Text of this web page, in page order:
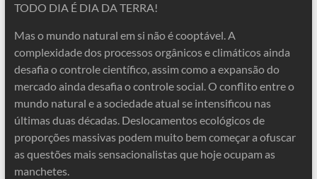
TODO DIA É DIA DA TERRA!
Mas o mundo natural em si não é cooptável. A
complexidade dos processos orgânicos e climáticos ainda
desafia o controle científico, assim como a expansão do
mercado ainda desafia o controle social. O conflito entre o
mundo natural e a sociedade atual se intensificou nas
últimas duas décadas. Deslocamentos ecológicos de
proporções massivas podem muito bem começar a ofuscar
as questões mais sensacionalistas que hoje ocupam as
manchetes.